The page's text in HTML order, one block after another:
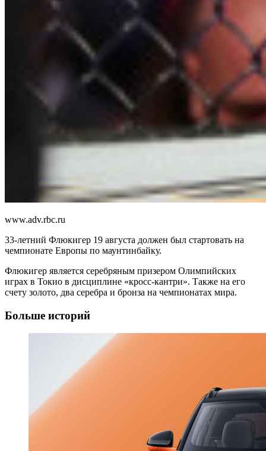
www.adv.rbc.ru
33-летний Флюкигер 19 августа должен был стартовать на
чемпионате Европы по маунтинбайку.
Флюкигер является серебряным призером Олимпийских
играх в Токио в дисциплине «кросс-кантри». Также на его
счету золото, два серебра и бронза на чемпионатах мира.
Больше историй